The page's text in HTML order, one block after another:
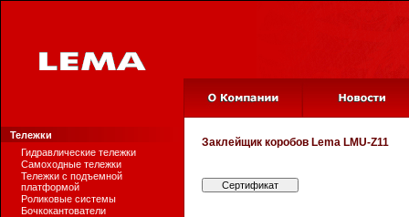
Тележки
Гидравлические тележки
Самоходные тележки
Тележки с подъемной
платформой
Роликовые системы
Бочкокантователи
Заклейщик коробов Lema LMU-Z11
Сертификат